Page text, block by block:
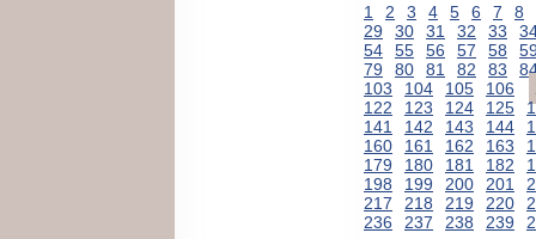
1 2 3 4 5 6 7
8
29
30 31 32 33
54
55 56 57 58
79
80 81 82 83
103
104 105 106
122
123 124 125
141
142 143 144
160
161 162 163
179
180 181 182
198
199 200 201
217
218 219 220
236
237 238 239